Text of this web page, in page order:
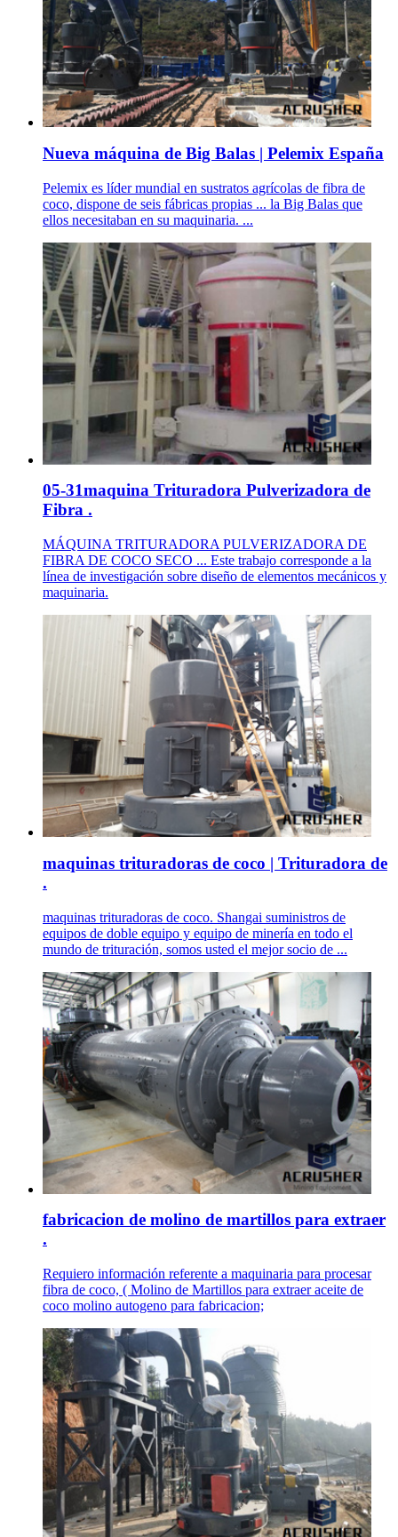
Nueva máquina de Big Balas | Pelemix España
Pelemix es líder mundial en sustratos agrícolas de fibra de
coco, dispone de seis fábricas propias ... la Big Balas que
ellos necesitaban en su maquinaria. ...
05-31maquina Trituradora Pulverizadora de
Fibra .
MÁQUINA TRITURADORA PULVERIZADORA DE
FIBRA DE COCO SECO ... Este trabajo corresponde a la
línea de investigación sobre diseño de elementos mecánicos y
maquinaria.
maquinas trituradoras de coco | Trituradora de
.
maquinas trituradoras de coco. Shangai suministros de
equipos de doble equipo y equipo de minería en todo el
mundo de trituración, somos usted el mejor socio de ...
fabricacion de molino de martillos para extraer
.
Requiero información referente a maquinaria para procesar
fibra de coco, ( Molino de Martillos para extraer aceite de
coco molino autogeno para fabricacion;